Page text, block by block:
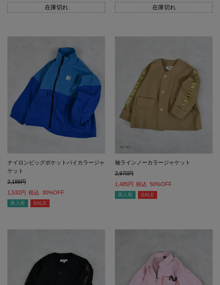
在庫切れ 在庫切れ
ナイロンビッグポケットバイカラージャ
ケット
2,189
1,532
税込 30%OFF
再入荷 SALE
袖ラインノーカラージャケット
2,970
1,485
税込 50%OFF
再入荷 SALE